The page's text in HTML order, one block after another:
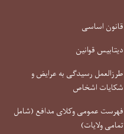
قانون اساسی
دیتابیس قوانین
طرزالعمل رسیدگی به عرایض و
شکایات اشخاص
فهرست عمومی وکلای مدافع (شامل
تمامی ولایات)